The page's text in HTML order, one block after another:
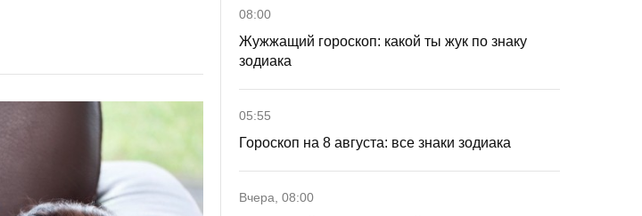
08:00
Жужжащий гороскоп: какой ты жук по знаку
зодиака
05:55
Гороскоп на 8 августа: все знаки зодиака
Вчера, 08:00